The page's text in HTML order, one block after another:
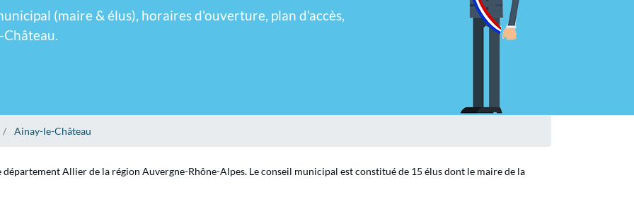
(maire & élus), horaires d'ouverture, plan d'accès,
Ainay-le-Château
Allier de la région Auvergne-Rhône-Alpes. Le conseil municipal est constitué de 15 élus dont le maire de la